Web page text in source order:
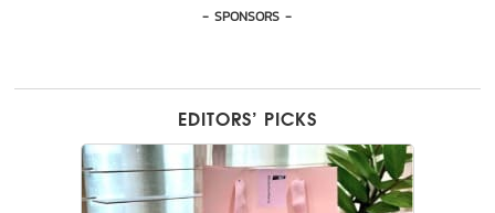
- SPONSORS -
EDITORS’ PICKS